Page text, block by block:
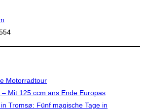
Motorradtour
Mit 125 ccm ans Ende Europas
Tromsø: Fünf magische Tage in